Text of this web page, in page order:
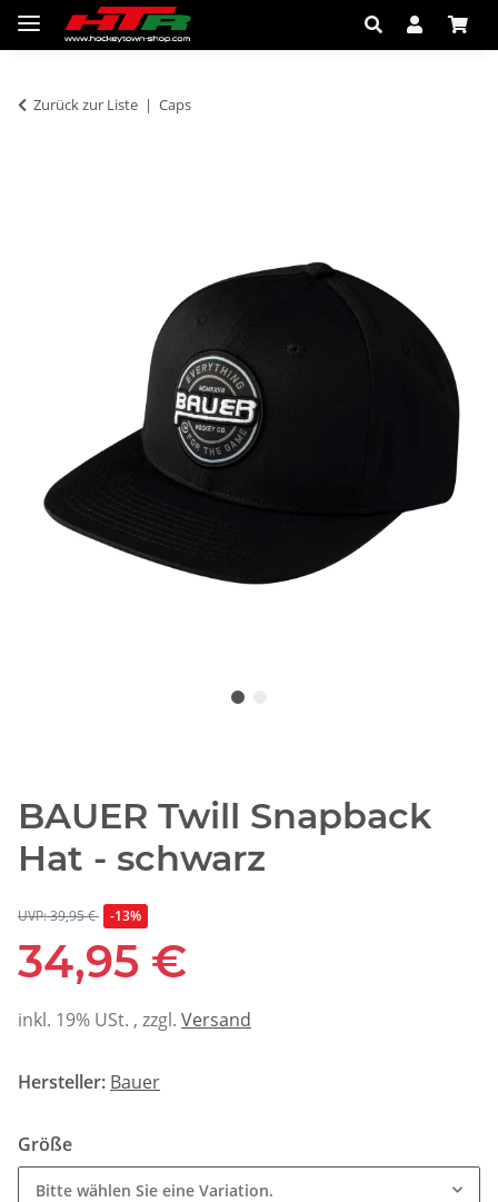
Zurück zur Liste Caps
BAUER Twill Snapback
Hat - schwarz
UVP: 39,95 € -13%
34,95 €
inkl. 19% USt. , zzgl. Versand
Hersteller: Bauer
Größe
Bitte wählen Sie eine Variation.